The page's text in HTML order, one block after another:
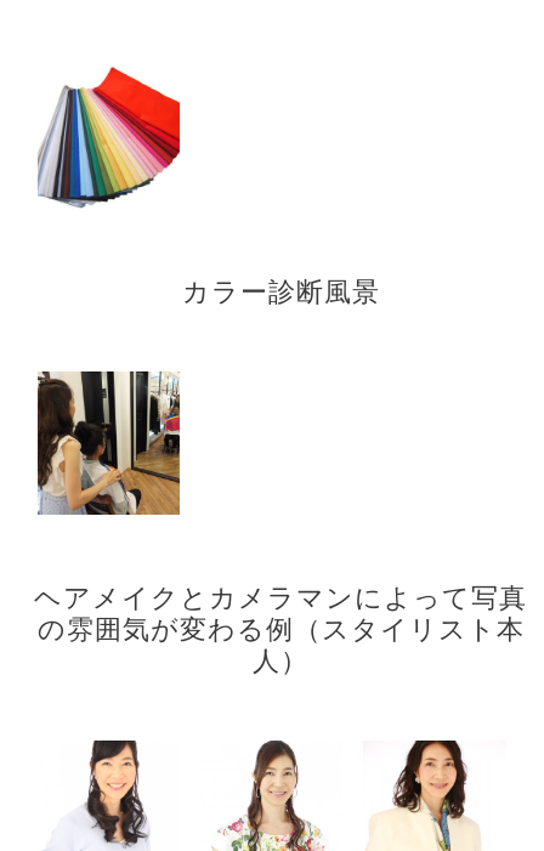
カラー診断風景
ヘアメイクとカメラマンによって写真
の雰囲気が変わる例（スタイリスト本
人）